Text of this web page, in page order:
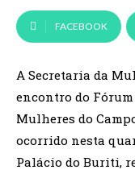
FACEBOOK
A Secretaria da
encontro do
Mulheres do
ocorrido nesta
Palácio do Buriti,